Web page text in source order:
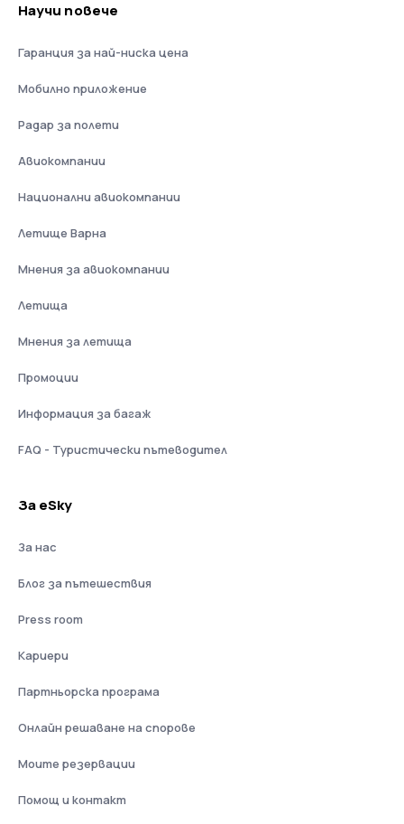
Научи повече
Гаранция за най-ниска цена
Мобилно приложение
Радар за полети
Авиокомпании
Национални авиокомпании
Летище Варна
Мнения за авиокомпании
Летища
Мнения за летища
Промоции
Информация за багаж
FAQ - Туристически пътеводител
За eSky
За нас
Блог за пътешествия
Press room
Кариери
Партньорска програма
Онлайн решаване на спорове
Моите резервации
Помощ и контакт